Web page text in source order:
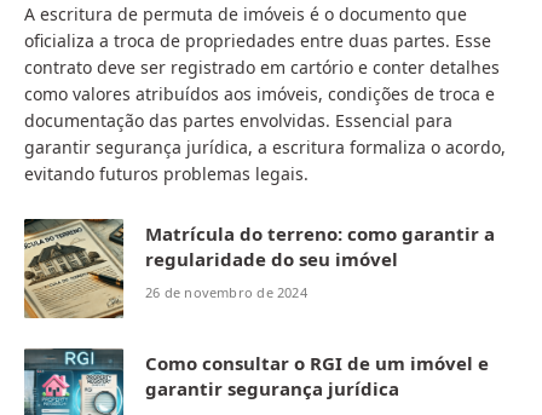
A escritura de permuta de imóveis é o documento que
oficializa a troca de propriedades entre duas partes. Esse
contrato deve ser registrado em cartório e conter detalhes
como valores atribuídos aos imóveis, condições de troca e
documentação das partes envolvidas. Essencial para
garantir segurança jurídica, a escritura formaliza o acordo,
evitando futuros problemas legais.
Matrícula do terreno: como garantir a
regularidade do seu imóvel
26 de novembro de 2024
Como consultar o RGI de um imóvel e
garantir segurança jurídica